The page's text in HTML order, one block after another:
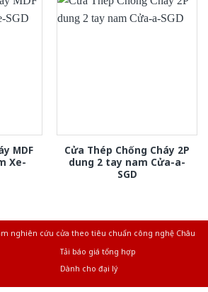
MDF
Xe-
Cửa Thép Chống Cháy 2P
dung 2 tay nam Cửa-a-
SGD
nghiên cứu cửa theo tiêu chuẩn công nghệ Châu
Tải báo giá tổng hợp
Dành cho đại lý